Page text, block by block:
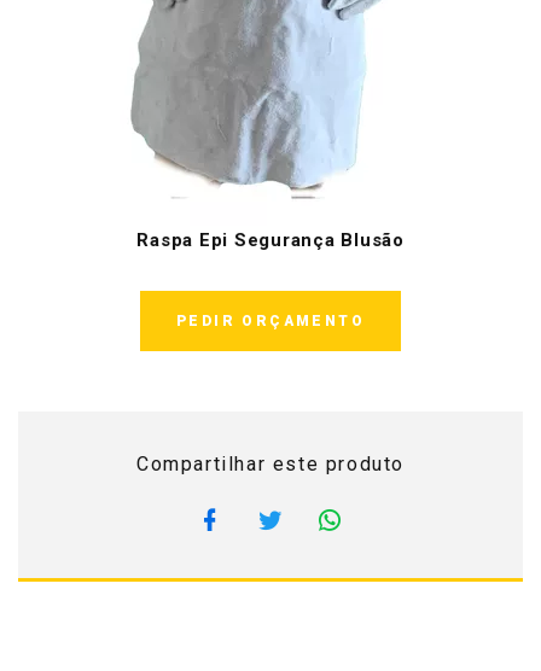
Raspa Epi Segurança Blusão
PEDIR ORÇAMENTO
Compartilhar este produto